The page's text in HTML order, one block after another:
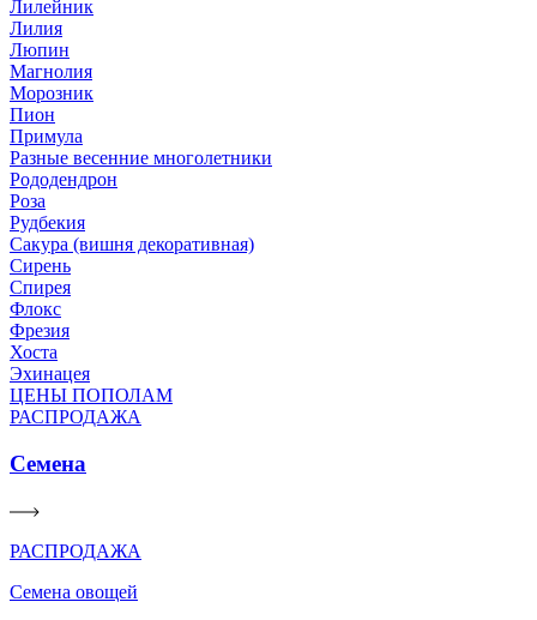
Лилейник
Лилия
Люпин
Магнолия
Морозник
Пион
Примула
Разные весенние многолетники
Рододендрон
Роза
Рудбекия
Сакура (вишня декоративная)
Сирень
Спирея
Флокс
Фрезия
Хоста
Эхинацея
ЦЕНЫ ПОПОЛАМ
РАСПРОДАЖА
Семена
РАСПРОДАЖА
Семена овощей